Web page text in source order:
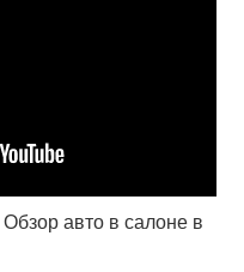
авто в салоне в